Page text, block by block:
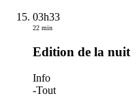
03h33
22 min
Edition de la nuit
Info
-Tout